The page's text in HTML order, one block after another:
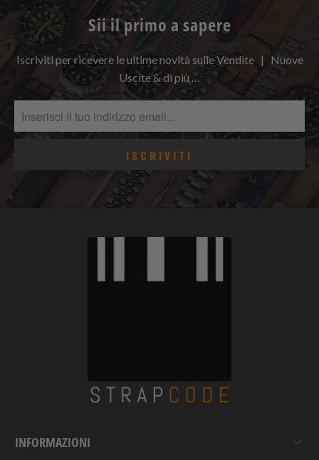
Sii il primo a sapere
Iscriviti per ricevere le ultime novità sulle Vendite | Nuove
Uscite & di più …
INFORMAZIONI